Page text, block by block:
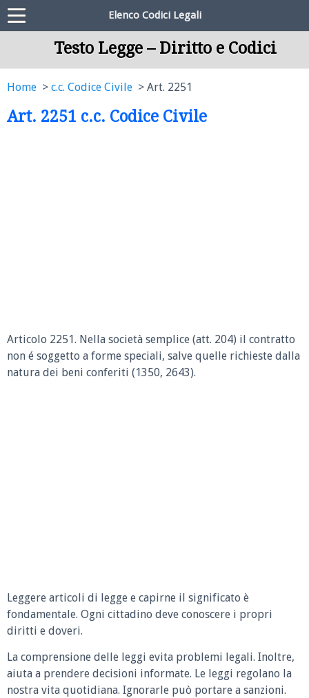
Elenco Codici Legali
Testo Legge – Diritto e Codici
Home c.c. Codice Civile Art. 2251
Art. 2251 c.c. Codice Civile
Articolo 2251. Nella società semplice (att. 204) il contratto
non é soggetto a forme speciali, salve quelle richieste dalla
natura dei beni conferiti (1350, 2643).
Leggere articoli di legge e capirne il significato è
fondamentale. Ogni cittadino deve conoscere i propri
diritti e doveri.
La comprensione delle leggi evita problemi legali. Inoltre,
aiuta a prendere decisioni informate. Le leggi regolano la
nostra vita quotidiana. Ignorarle può portare a sanzioni.